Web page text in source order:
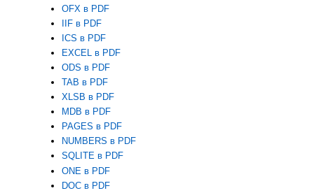
OFX в PDF
IIF в PDF
ICS в PDF
EXCEL в PDF
ODS в PDF
TAB в PDF
XLSB в PDF
MDB в PDF
PAGES в PDF
NUMBERS в PDF
SQLITE в PDF
ONE в PDF
DOC в PDF